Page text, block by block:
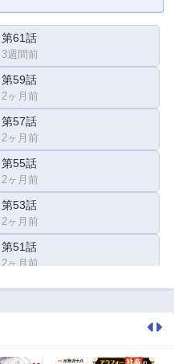
第61話
3週間前
第59話
2ヶ月前
第57話
2ヶ月前
第55話
2ヶ月前
第53話
2ヶ月前
第51話
2ヶ月前
第49話